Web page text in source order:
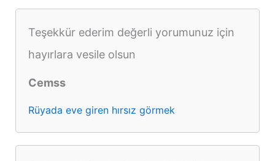
Teşekkür ederim değerli yorumunuz için
hayırlara vesile olsun
Cemss
Rüyada eve giren hırsız görmek